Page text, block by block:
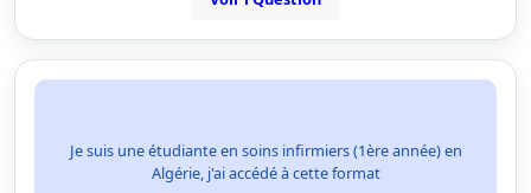
Je suis une étudiante en soins infirmiers (1ère année) en
Algérie, j'ai accédé à cette format